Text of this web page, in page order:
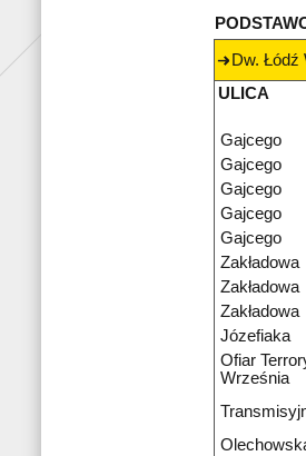
Dw. Łódź
ULICA
Gajcego
Gajcego
Gajcego
Gajcego
Gajcego
Zakładowa
Zakładowa
Zakładowa
Józefiaka
Ofiar
Września